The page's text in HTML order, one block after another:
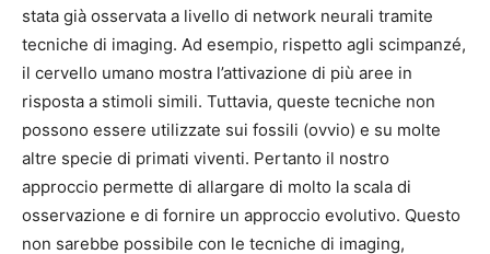
stata già osservata a livello di network neurali tramite
tecniche di imaging. Ad esempio, rispetto agli scimpanzé,
il cervello umano mostra l’attivazione di più aree in
risposta a stimoli simili. Tuttavia, queste tecniche non
possono essere utilizzate sui fossili (ovvio) e su molte
altre specie di primati viventi. Pertanto il nostro
approccio permette di allargare di molto la scala di
osservazione e di fornire un approccio evolutivo. Questo
non sarebbe possibile con le tecniche di imaging,